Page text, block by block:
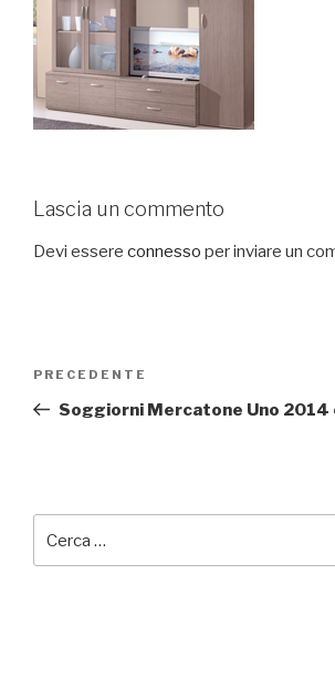
Lascia un commento
Devi essere connesso per inviare un
Articolo
precedente:
PRECEDENTE
Soggiorni Mercatone Uno 2014